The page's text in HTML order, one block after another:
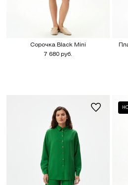
Сорочка Black Mini
7 680 руб.